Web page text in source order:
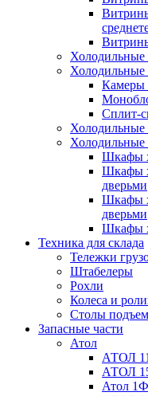
Холодильные
Камеры
Сплит-
Холодильные
Шкафы
Шкафы
дверьми
Шкафы
дверьми
Шкафы
Техника для склада
Тележки
Штабелеры
Рохли
Колеса и
Столы
Запасные части
Атол
АТОЛ
АТОЛ
Атол 1Ф